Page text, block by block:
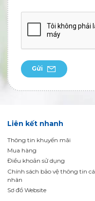
Gửi
Liên kết nhanh
Thông tin khuyến mãi
Mua hàng
Điều khoản sử dụng
Chính sách bảo vệ thông tin cá
nhân
Sơ đồ Website